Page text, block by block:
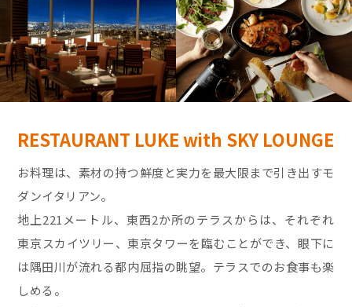
駅から探す(店舗・商品等)
モバイルオーダーサービス
お問い合わせ・FAQ
駅ナカみやげやこだわりの鉄道グッズ、オンライン限定商品な
どを取り揃えたサイトです。
JR東海MARKET
自社ECサイト
楽天市場
auPayマーケット
特産品や名産品たちを産地からみなさまのもとへお届けするサ
イトです。
JR東海MARKET
楽天市場
auPayマーケット
RESTAURANT LUKE with SKY LOUNGE
お料理は、素材の持つ鮮度と実力を最大限まで引き出すモ
ダンイタリアン。
地上221メートル、東西2か所のテラスからは、それぞれ
東京スカイツリー、東京タワーを臨むことができ、眼下に
は隅田川が流れる都内屈指の眺望。テラスでのお食事も楽
しめる。
クレジットカード
・30,000円（税込）以上のクレジットカード